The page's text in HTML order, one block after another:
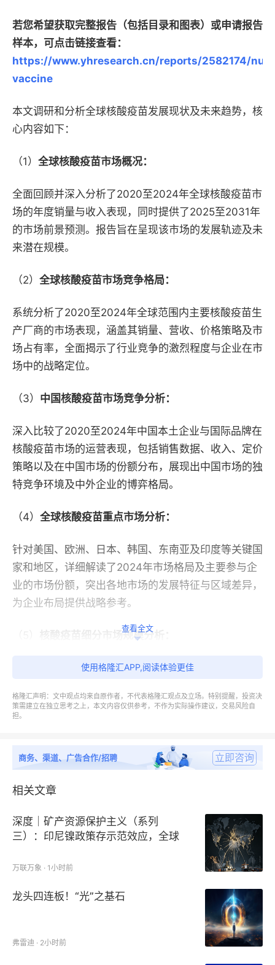
若您希望获取完整报告（包括目录和图表）或申请报告
样本，可点击链接查看：
https://www.yhresearch.cn/reports/2582174/
vaccine
本文调研和分析全球核酸疫苗发展现状及未来趋势，核
心内容如下：
（1） 全球核酸疫苗市场概况：
全面回顾并深入分析了2020至2024年全球核酸疫苗市
场的年度销量与收入表现，同时提供了2025至2031年
的市场前景预测。报告旨在呈现该市场的发展轨迹及未
来潜在规模。
（2） 全球核酸疫苗市场竞争格局：
系统分析了2020至2024年全球范围内主要核酸疫苗生
产厂商的市场表现，涵盖其销量、营收、价格策略及市
场占有率，全面揭示了行业竞争的激烈程度与企业在市
场中的战略定位。
（3） 中国核酸疫苗市场竞争分析：
深入比较了2020至2024年中国本土企业与国际品牌在
核酸疫苗市场的运营表现，包括销售数据、收入、定价
策略以及在中国市场的份额分布，展现出中国市场的独
特竞争环境及中外企业的博弈格局。
（4） 全球核酸疫苗重点市场分析：
针对美国、欧洲、日本、韩国、东南亚及印度等关键国
家和地区，详细解读了2024年市场格局及主要参与企
业的市场份额，突出各地市场的发展特征与区域差异，
为企业布局提供战略参考。
核酸疫苗细分市场规模分析：
从产品类型与应用领域两个维度出发，对全球及核心国
不同细分市场的需求特征及成长潜力，为精准定位与战
略制定提供数据支持。
（6） 核酸疫苗核心产区产能分析：
明确指出全球主要核酸疫苗生产区域，并对其产能及产
链格局，为企业优化资源配置与产能布局提供决策依
据。
（7）核酸疫苗产业链结构全景分析：
全面梳理了核酸疫苗行业的上下游产业链结构，包括上
游原材料供应、中游制造加工及下游渠道与终端用户，
系统揭示各环节之间的关联机制与价值传导，为企业提
查看全文
使用格隆汇APP,阅读体验更佳
格隆汇声明：文中观点均来自原作者，不代表格隆汇观点及立场。特别提醒，投资决
策需建立在独立思考之上，本文内容仅供参考，不作为实际操作建议，交易风险自
担。
商务、渠道、广告合作/招聘 立即咨询
相关文章
深度｜矿产资源保护主义（系列
三）：印尼镍政策存示范效应，全球
万联万象 · 1小时前
龙头四连板！“光”之基石
弗雷迪 · 2小时前